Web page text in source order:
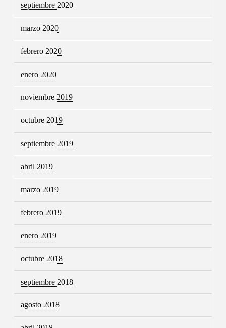
septiembre 2020
marzo 2020
febrero 2020
enero 2020
noviembre 2019
octubre 2019
septiembre 2019
abril 2019
marzo 2019
febrero 2019
enero 2019
octubre 2018
septiembre 2018
agosto 2018